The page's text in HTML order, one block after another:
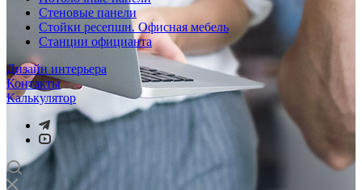
Стеновые панели
Стойки ресепшн. Офисная мебель
Станции официанта
Дизайн интерьера
Контакты
Калькулятор